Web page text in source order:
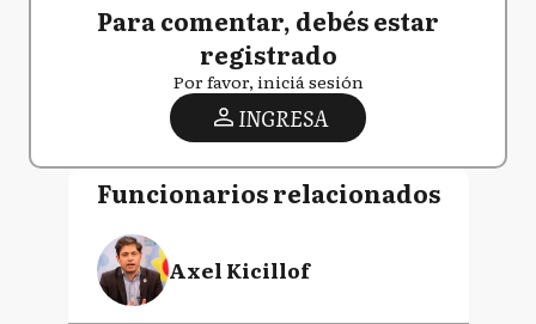
Para comentar, debés estar
registrado
Por favor, iniciá sesión
INGRESA
Funcionarios relacionados
Axel Kicillof